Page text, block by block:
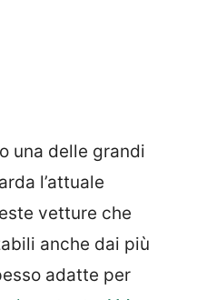
una delle grandi
l’attuale
vetture che
anche dai più
adatte per